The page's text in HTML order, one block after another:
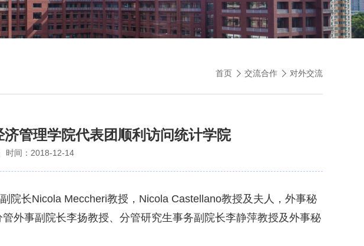
首页 交流合作 对外交流
管理学院代表团顺利访问统计学院
时间：2018-12-14
院长Nicola Meccheri教授，Nicola Castellano教授及夫人，外事秘
外事副院长李扬教授、分管研究生事务副院长李静萍教授及外事秘